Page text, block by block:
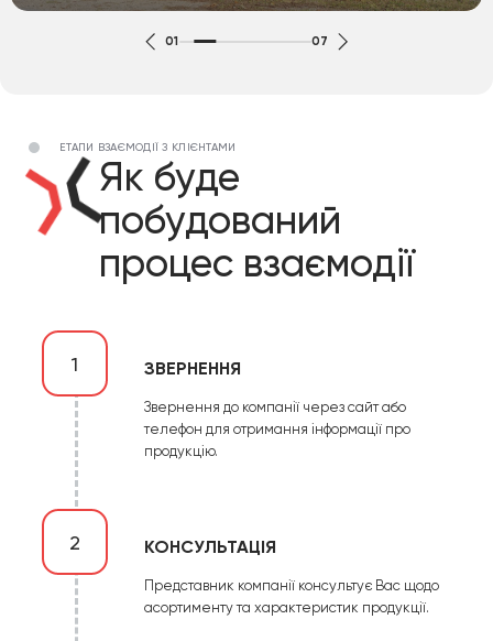
01 07
ЕТАПИ ВЗАЄМОДІЇ З КЛІЄНТАМИ
Як буде
побудований
процес взаємодії
1 ЗВЕРНЕННЯ
Звернення до компанії через сайт або
телефон для отримання інформації про
продукцію.
2 КОНСУЛЬТАЦІЯ
Представник компанії консультує Вас щодо
асортименту та характеристик продукції.